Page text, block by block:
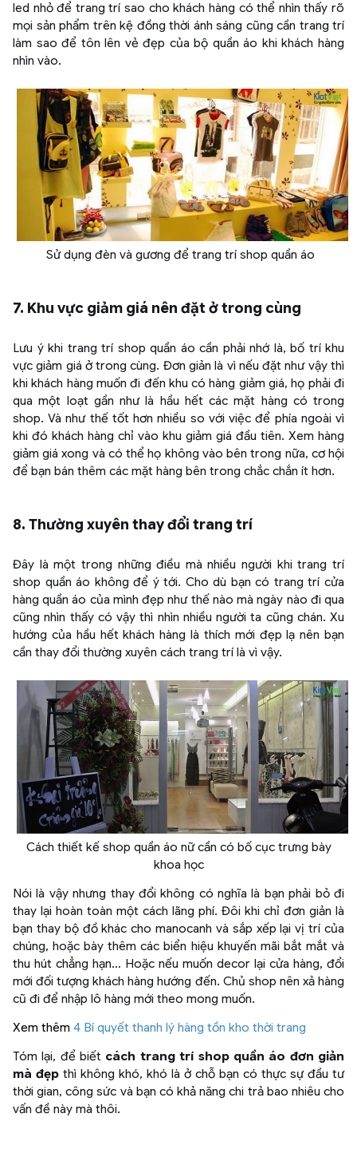
led nhỏ để trang trí sao cho khách hàng có thể nhìn thấy rõ
mọi sản phẩm trên kệ đồng thời ánh sáng cũng cần trang trí
làm sao để tôn lên vẻ đẹp của bộ quần áo khi khách hàng
nhìn vào.
Sử dụng đèn và gương để trang trí shop quần áo
7. Khu vực giảm giá nên đặt ở trong cùng
Lưu ý khi trang trí shop quần áo cần phải nhớ là, bố trí khu
vực giảm giá ở trong cùng. Đơn giản là vì nếu đặt như vậy thì
khi khách hàng muốn đi đến khu có hàng giảm giá, họ phải đi
qua một loạt gần như là hầu hết các mặt hàng có trong
shop. Và như thế tốt hơn nhiều so với việc để phía ngoài vì
khi đó khách hàng chỉ vào khu giảm giá đầu tiên. Xem hàng
giảm giá xong và có thể họ không vào bên trong nữa, cơ hội
để bạn bán thêm các mặt hàng bên trong chắc chắn ít hơn.
8. Thường xuyên thay đổi trang trí
Đây là một trong những điều mà nhiều người khi trang trí
shop quần áo không để ý tới. Cho dù bạn có trang trí cửa
hàng quần áo của mình đẹp như thế nào mà ngày nào đi qua
cũng nhìn thấy có vậy thì nhìn nhiều người ta cũng chán. Xu
hướng của hầu hết khách hàng là thích mới đẹp lạ nên bạn
cần thay đổi thường xuyên cách trang trí là vì vậy.
Cách thiết kế shop quần áo nữ cần có bố cục trưng bày
khoa học
Nói là vậy nhưng thay đổi không có nghĩa là bạn phải bỏ đi
thay lại hoàn toàn một cách lãng phí. Đôi khi chỉ đơn giản là
bạn thay bộ đồ khác cho manocanh và sắp xếp lại vị trí của
chúng, hoặc bày thêm các biển hiệu khuyến mãi bắt mắt và
thu hút chẳng hạn… Hoặc nếu muốn decor lại cửa hàng, đổi
mới đối tượng khách hàng hướng đến. Chủ shop nên xả hàng
cũ đi để nhập lô hàng mới theo mong muốn.
Xem thêm 4 Bí quyết thanh lý hàng tồn kho thời trang
Tóm lại, để biết cách trang trí shop quần áo đơn giản
mà đẹp thì không khó, khó là ở chỗ bạn có thực sự đầu tư
thời gian, công sức và bạn có khả năng chi trả bao nhiêu cho
vấn đề này mà thôi.